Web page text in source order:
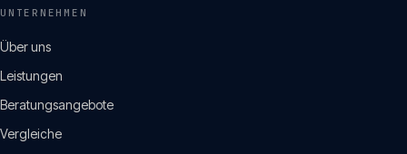
UNTERNEHMEN
Über uns
Leistungen
Beratungsangebote
Vergleiche